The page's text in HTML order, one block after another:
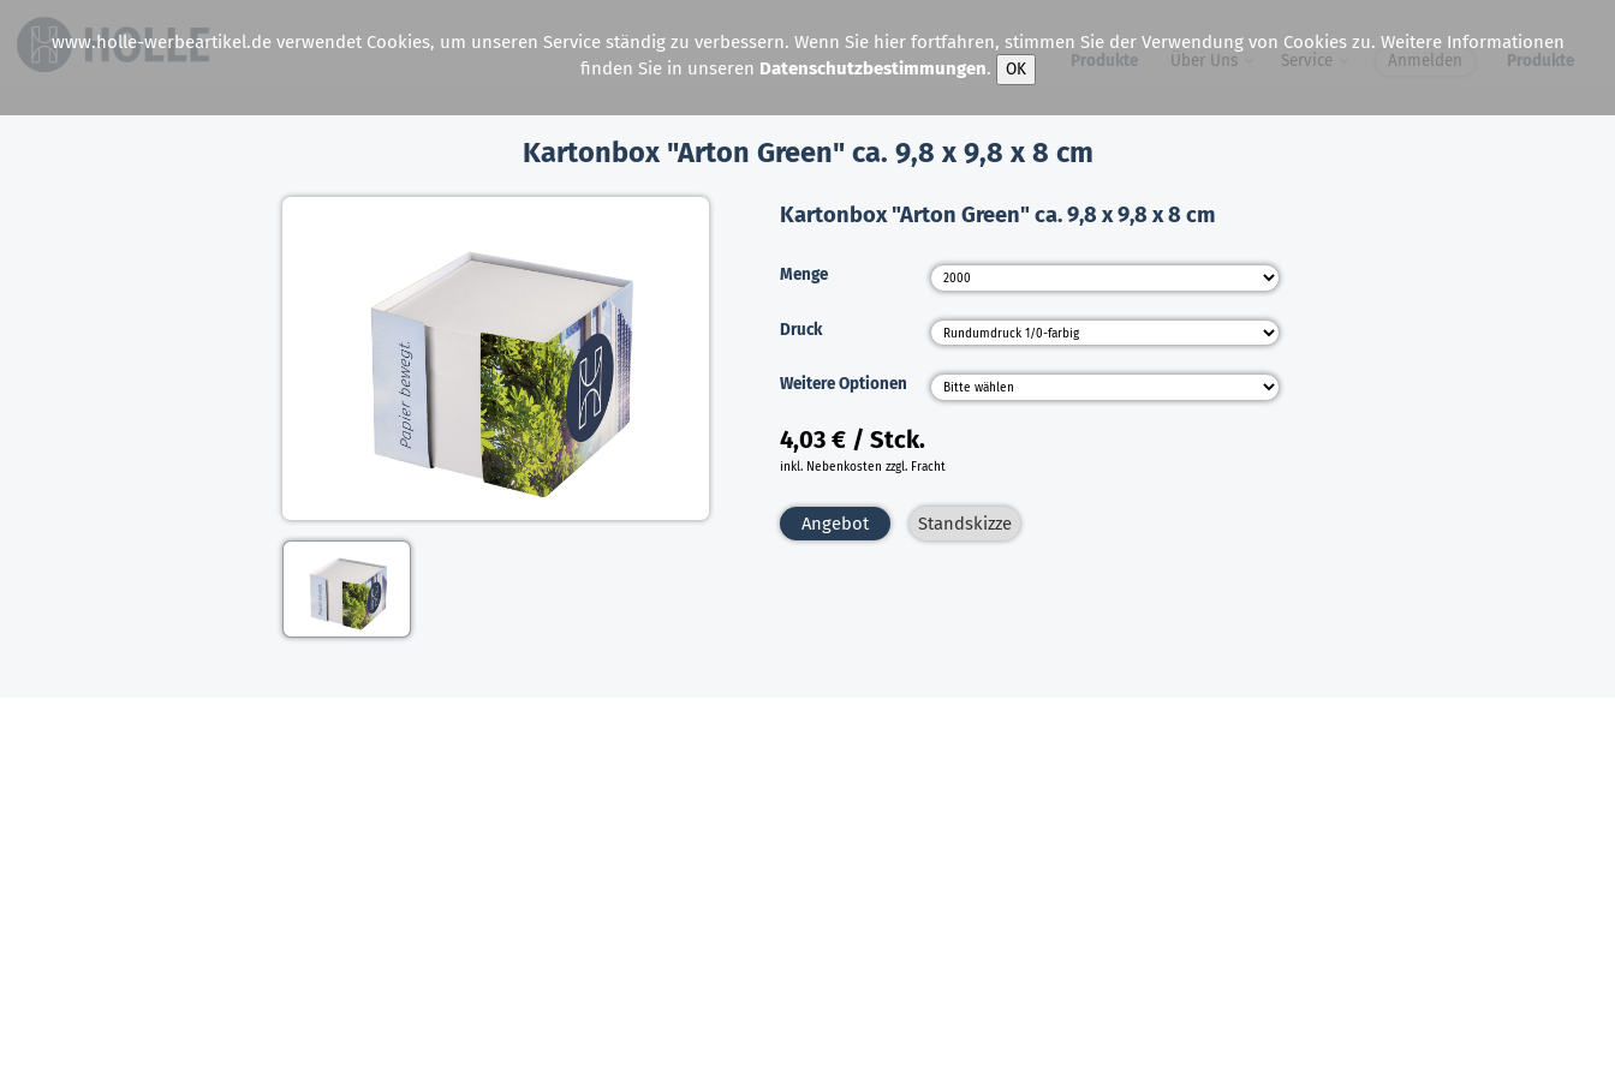
Produkte Über Uns Service Anmelden Produkte
Kartonbox "Arton Green" ca. 9,8 x 9,8 x 8 cm
Kartonbox "Arton Green" ca. 9,8 x 9,8 x 8 cm
Menge
Druck
Weitere Optionen
4,03 € / Stck.
inkl. Nebenkosten zzgl. Fracht
Angebot Standskizze
www.holle-werbeartikel.de verwendet Cookies, um unseren Service ständig zu verbessern. Wenn Sie hier fortfahren, stimmen Sie der Verwendung von Cookies zu. Weitere Informationen
finden Sie in unseren Datenschutzbestimmungen. OK